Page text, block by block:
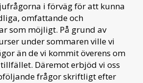
i förväg för att kunna
omfattande och
som möjligt. På grund av
under sommaren ville vi
än de vi kommit överens om
Däremot erbjöd vi oss
frågor skriftligt efter